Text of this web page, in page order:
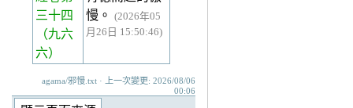
三十四
（九六
六）
慢。
(2026年05
月26日 15:50:46)
agama/邪慢.txt · 上一次變更: 2026/08/06
00:06